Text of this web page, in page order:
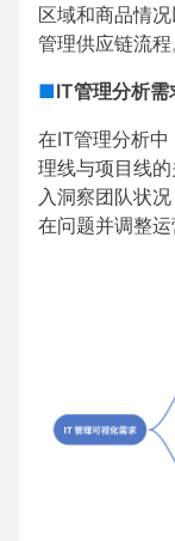
区域和商品情
管理供应链流程
■IT管理分析需
在IT管理分析
理线与项目线
入洞察团队状
在问题并调整运